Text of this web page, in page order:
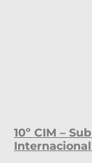
10º CIM –